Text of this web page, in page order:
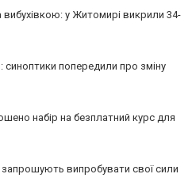
у Житомирі викрили 34-
синоптики попередили про зміну
набір на безплатний курс для
запрошують випробувати свої сили